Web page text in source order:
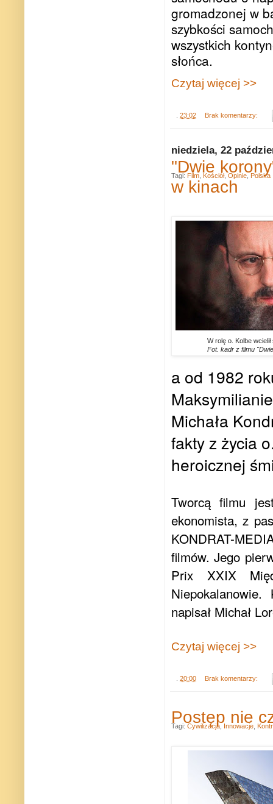
gromadzonej w
szybkości
wszystkich
słońca.
Czytaj więcej >>
23:02 Brak komentarzy:
niedziela, 22
"Dwie
w kinach
W rolę o. Kolbe
Fot. kadr z filmu
a od 1982
Michała
fakty z życia
heroicznej
Tworcą filmu
ekonomista, z
KONDRAT-
filmów. Jego
Prix XXIX
napisał Michał
Czytaj więcej >>
20:00 Brak komentarzy:
Tagi: Film Kościół, Opinie Polska
Postęp nie
Tagi: Cywilizacja Innowacje